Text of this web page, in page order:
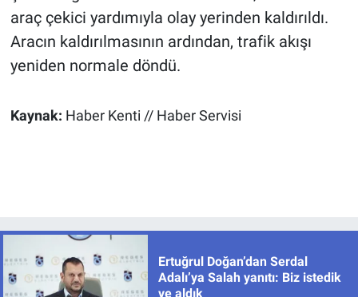
araç çekici yardımıyla olay yerinden kaldırıldı.
Aracın kaldırılmasının ardından, trafik akışı
yeniden normale döndü.
Kaynak: Haber Kenti // Haber Servisi
Ertuğrul Doğan’dan Serdal
Adalı’ya Salah yanıtı: Biz istedik
ve aldık